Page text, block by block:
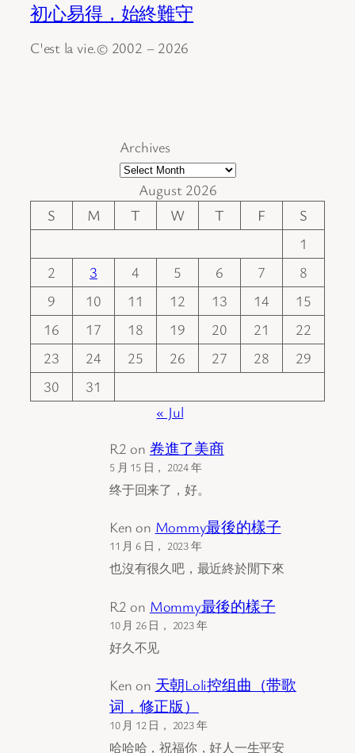
初心易得，始終難守
C'est la vie.© 2002 – 2026
Archives
August 2026
S
M T W T F
S
1
2
3 4 5 6 7
8
9
10 11 12 13 14
15
16
17 18 19 20 21
22
23
24 25 26 27 28
29
30
31
« Jul
R2 on 卷進了美商
5 月 15 日， 2024 年
终于回来了，好。
Ken on Mommy最後的樣子
11 月 6 日， 2023 年
也沒有很久吧，最近終於閒下來
R2 on Mommy最後的樣子
10 月 26 日， 2023 年
好久不见
Ken on 天朝Loli控组曲（带歌
词，修正版）
10 月 12 日， 2023 年
哈哈哈，祝福你，好人一生平安